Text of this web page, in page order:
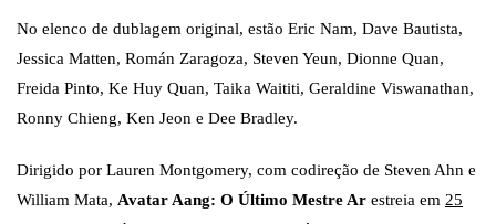
No elenco de dublagem original, estão Eric Nam, Dave Bautista,
Jessica Matten, Román Zaragoza, Steven Yeun, Dionne Quan,
Freida Pinto, Ke Huy Quan, Taika Waititi, Geraldine Viswanathan,
Ronny Chieng, Ken Jeon e Dee Bradley.
Dirigido por Lauren Montgomery, com codireção de Steven Ahn e
William Mata, Avatar Aang: O Último Mestre Ar estreia em 25